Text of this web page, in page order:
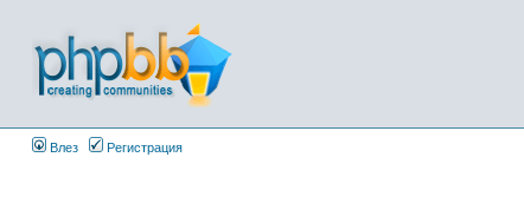
Влез Регистрация